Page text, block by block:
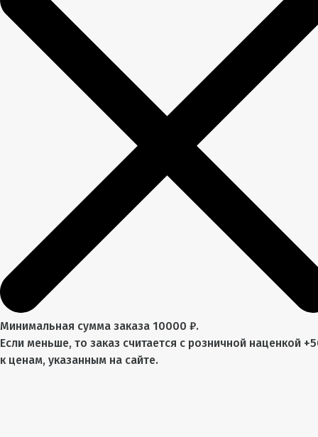
Минимальная сумма заказа 10000 ₽.
Если меньше, то заказ считается с розничной наценкой
к ценам, указанным на сайте.